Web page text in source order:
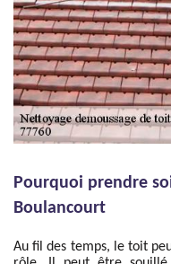
Pourquoi prendre
Boulancourt
Au fil des temps, le toit